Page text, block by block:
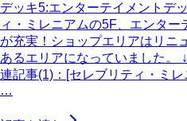
デッキ5:エンターテイメントデ
ィ・ミレニアムの5F、エンタ
が充実！ショップエリアはリニ
あるエリアになっていました。
連記事(1)：[セレブリティ・ミ
…